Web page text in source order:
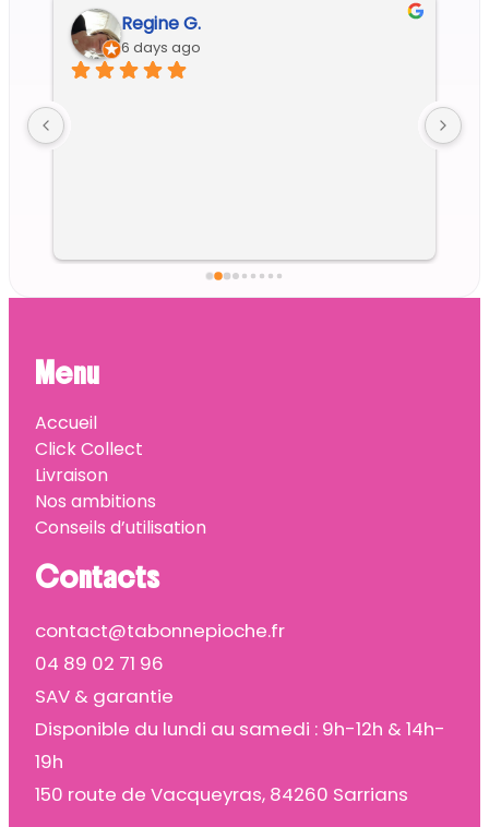
Regine G.
6 days ago
Menu
Accueil
Click Collect
Livraison
Nos ambitions
Conseils d’utilisation
Contacts
contact@tabonnepioche.fr
04 89 02 71 96
SAV & garantie
Disponible du lundi au samedi : 9h-12h & 14h-
19h
150 route de Vacqueyras, 84260 Sarrians